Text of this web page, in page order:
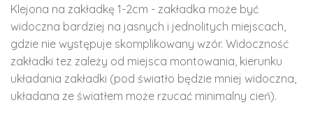
Klejona na zakładkę 1-2cm - zakładka może być
widoczna bardziej na jasnych i jednolitych miejscach,
gdzie nie występuje skomplikowany wzór. Widoczność
zakładki tez zależy od miejsca montowania, kierunku
układania zakładki (pod światło będzie mniej widoczna,
układana ze światłem może rzucać minimalny cień).